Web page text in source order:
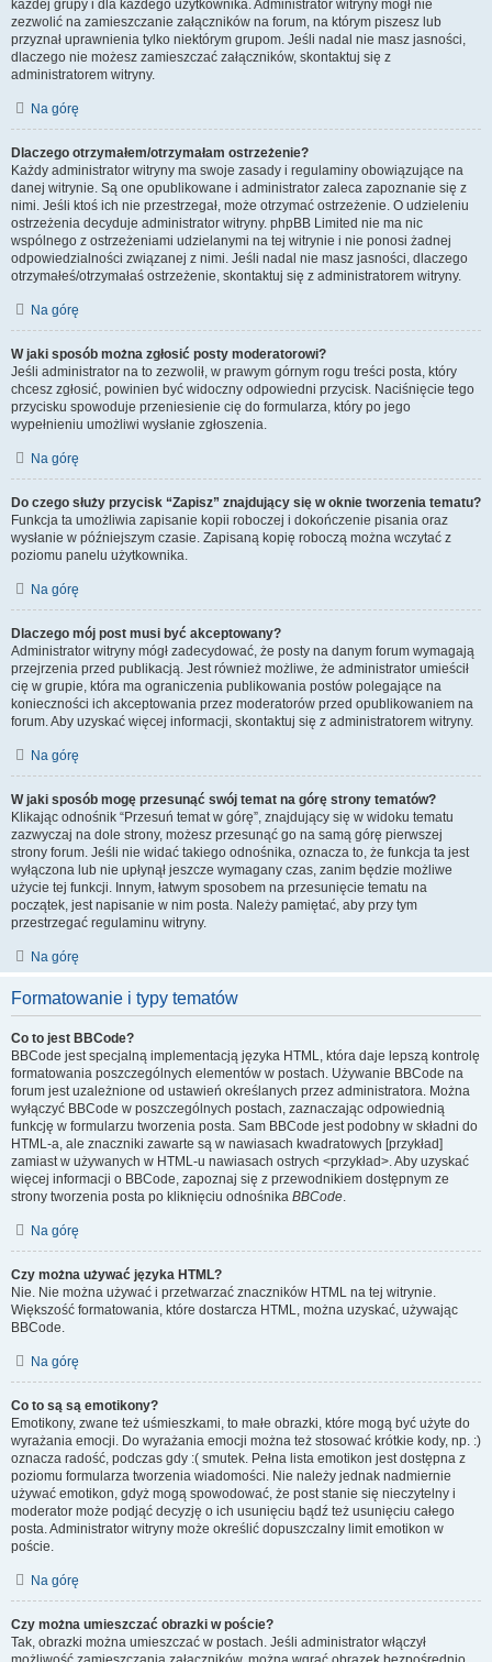
każdej grupy i dla każdego użytkownika. Administrator witryny mógł nie
zezwolić na zamieszczanie załączników na forum, na którym piszesz lub
przyznał uprawnienia tylko niektórym grupom. Jeśli nadal nie masz jasności,
dlaczego nie możesz zamieszczać załączników, skontaktuj się z
administratorem witryny.
Na górę
Dlaczego otrzymałem/otrzymałam ostrzeżenie?
Każdy administrator witryny ma swoje zasady i regulaminy obowiązujące na
danej witrynie. Są one opublikowane i administrator zaleca zapoznanie się z
nimi. Jeśli ktoś ich nie przestrzegał, może otrzymać ostrzeżenie. O udzieleniu
ostrzeżenia decyduje administrator witryny. phpBB Limited nie ma nic
wspólnego z ostrzeżeniami udzielanymi na tej witrynie i nie ponosi żadnej
odpowiedzialności związanej z nimi. Jeśli nadal nie masz jasności, dlaczego
otrzymałeś/otrzymałaś ostrzeżenie, skontaktuj się z administratorem witryny.
Na górę
W jaki sposób można zgłosić posty moderatorowi?
Jeśli administrator na to zezwolił, w prawym górnym rogu treści posta, który
chcesz zgłosić, powinien być widoczny odpowiedni przycisk. Naciśnięcie tego
przycisku spowoduje przeniesienie cię do formularza, który po jego
wypełnieniu umożliwi wysłanie zgłoszenia.
Na górę
Do czego służy przycisk “Zapisz” znajdujący się w oknie tworzenia tematu?
Funkcja ta umożliwia zapisanie kopii roboczej i dokończenie pisania oraz
wysłanie w późniejszym czasie. Zapisaną kopię roboczą można wczytać z
poziomu panelu użytkownika.
Na górę
Dlaczego mój post musi być akceptowany?
Administrator witryny mógł zadecydować, że posty na danym forum wymagają
przejrzenia przed publikacją. Jest również możliwe, że administrator umieścił
cię w grupie, która ma ograniczenia publikowania postów polegające na
konieczności ich akceptowania przez moderatorów przed opublikowaniem na
forum. Aby uzyskać więcej informacji, skontaktuj się z administratorem witryny.
Na górę
W jaki sposób mogę przesunąć swój temat na górę strony tematów?
Klikając odnośnik “Przesuń temat w górę”, znajdujący się w widoku tematu
zazwyczaj na dole strony, możesz przesunąć go na samą górę pierwszej
strony forum. Jeśli nie widać takiego odnośnika, oznacza to, że funkcja ta jest
wyłączona lub nie upłynął jeszcze wymagany czas, zanim będzie możliwe
użycie tej funkcji. Innym, łatwym sposobem na przesunięcie tematu na
początek, jest napisanie w nim posta. Należy pamiętać, aby przy tym
przestrzegać regulaminu witryny.
Na górę
Formatowanie i typy tematów
Co to jest BBCode?
BBCode jest specjalną implementacją języka HTML, która daje lepszą kontrolę
formatowania poszczególnych elementów w postach. Używanie BBCode na
forum jest uzależnione od ustawień określanych przez administratora. Można
wyłączyć BBCode w poszczególnych postach, zaznaczając odpowiednią
funkcję w formularzu tworzenia posta. Sam BBCode jest podobny w składni do
HTML-a, ale znaczniki zawarte są w nawiasach kwadratowych [przykład]
zamiast w używanych w HTML-u nawiasach ostrych <przykład>. Aby uzyskać
więcej informacji o BBCode, zapoznaj się z przewodnikiem dostępnym ze
strony tworzenia posta po kliknięciu odnośnika BBCode.
Na górę
Czy można używać języka HTML?
Nie. Nie można używać i przetwarzać znaczników HTML na tej witrynie.
Większość formatowania, które dostarcza HTML, można uzyskać, używając
BBCode.
Na górę
Co to są są emotikony?
Emotikony, zwane też uśmieszkami, to małe obrazki, które mogą być użyte do
wyrażania emocji. Do wyrażania emocji można też stosować krótkie kody, np. :)
oznacza radość, podczas gdy :( smutek. Pełna lista emotikon jest dostępna z
poziomu formularza tworzenia wiadomości. Nie należy jednak nadmiernie
używać emotikon, gdyż mogą spowodować, że post stanie się nieczytelny i
moderator może podjąć decyzję o ich usunięciu bądź też usunięciu całego
posta. Administrator witryny może określić dopuszczalny limit emotikon w
poście.
Na górę
Czy można umieszczać obrazki w poście?
Tak, obrazki można umieszczać w postach. Jeśli administrator włączył